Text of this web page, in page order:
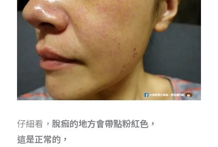
仔細看， 脫痂的地方會帶點粉紅色，
這是正常的，